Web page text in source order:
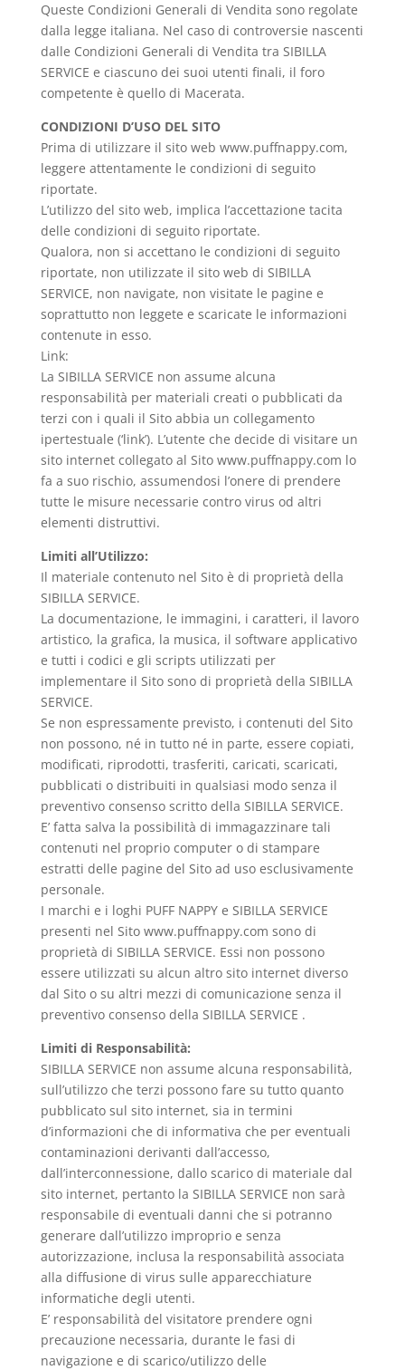
Queste Condizioni Generali di Vendita sono regolate
dalla legge italiana. Nel caso di controversie nascenti
dalle Condizioni Generali di Vendita tra SIBILLA
SERVICE e ciascuno dei suoi utenti finali, il foro
competente è quello di Macerata.
CONDIZIONI D’USO DEL SITO
Prima di utilizzare il sito web www.puffnappy.com,
leggere attentamente le condizioni di seguito
riportate.
L’utilizzo del sito web, implica l’accettazione tacita
delle condizioni di seguito riportate.
Qualora, non si accettano le condizioni di seguito
riportate, non utilizzate il sito web di SIBILLA
SERVICE, non navigate, non visitate le pagine e
soprattutto non leggete e scaricate le informazioni
contenute in esso.
Link:
La SIBILLA SERVICE non assume alcuna
responsabilità per materiali creati o pubblicati da
terzi con i quali il Sito abbia un collegamento
ipertestuale (‘link’). L’utente che decide di visitare un
sito internet collegato al Sito www.puffnappy.com lo
fa a suo rischio, assumendosi l’onere di prendere
tutte le misure necessarie contro virus od altri
elementi distruttivi.
Limiti all’Utilizzo:
Il materiale contenuto nel Sito è di proprietà della
SIBILLA SERVICE.
La documentazione, le immagini, i caratteri, il lavoro
artistico, la grafica, la musica, il software applicativo
e tutti i codici e gli scripts utilizzati per
implementare il Sito sono di proprietà della SIBILLA
SERVICE.
Se non espressamente previsto, i contenuti del Sito
non possono, né in tutto né in parte, essere copiati,
modificati, riprodotti, trasferiti, caricati, scaricati,
pubblicati o distribuiti in qualsiasi modo senza il
preventivo consenso scritto della SIBILLA SERVICE.
E’ fatta salva la possibilità di immagazzinare tali
contenuti nel proprio computer o di stampare
estratti delle pagine del Sito ad uso esclusivamente
personale.
I marchi e i loghi PUFF NAPPY e SIBILLA SERVICE
presenti nel Sito www.puffnappy.com sono di
proprietà di SIBILLA SERVICE. Essi non possono
essere utilizzati su alcun altro sito internet diverso
dal Sito o su altri mezzi di comunicazione senza il
preventivo consenso della SIBILLA SERVICE .
Limiti di Responsabilità:
SIBILLA SERVICE non assume alcuna responsabilità,
sull’utilizzo che terzi possono fare su tutto quanto
pubblicato sul sito internet, sia in termini
d’informazioni che di informativa che per eventuali
contaminazioni derivanti dall’accesso,
dall’interconnessione, dallo scarico di materiale dal
sito internet, pertanto la SIBILLA SERVICE non sarà
responsabile di eventuali danni che si potranno
generare dall’utilizzo improprio e senza
autorizzazione, inclusa la responsabilità associata
alla diffusione di virus sulle apparecchiature
informatiche degli utenti.
E’ responsabilità del visitatore prendere ogni
precauzione necessaria, durante le fasi di
navigazione e di scarico/utilizzo delle